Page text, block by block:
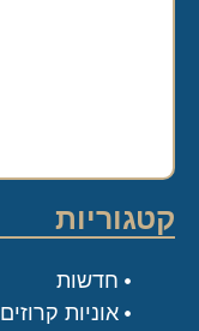
קטגוריות
חדשות
אוניות קרוזים